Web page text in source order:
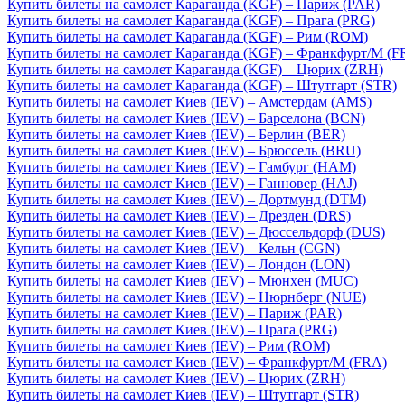
Купить билеты на самолет Караганда (KGF) – Париж (PAR)
Купить билеты на самолет Караганда (KGF) – Прага (PRG)
Купить билеты на самолет Караганда (KGF) – Рим (ROM)
Купить билеты на самолет Караганда (KGF) – Франкфурт/М
Купить билеты на самолет Караганда (KGF) – Цюрих (ZRH)
Купить билеты на самолет Караганда (KGF) – Штутгарт (STR)
Купить билеты на самолет Киев (IEV) – Амстердам (AMS)
Купить билеты на самолет Киев (IEV) – Барселона (BCN)
Купить билеты на самолет Киев (IEV) – Берлин (BER)
Купить билеты на самолет Киев (IEV) – Брюссель (BRU)
Купить билеты на самолет Киев (IEV) – Гамбург (HAM)
Купить билеты на самолет Киев (IEV) – Ганновер (HAJ)
Купить билеты на самолет Киев (IEV) – Дортмунд (DTM)
Купить билеты на самолет Киев (IEV) – Дрезден (DRS)
Купить билеты на самолет Киев (IEV) – Дюссельдорф (DUS)
Купить билеты на самолет Киев (IEV) – Кельн (CGN)
Купить билеты на самолет Киев (IEV) – Лондон (LON)
Купить билеты на самолет Киев (IEV) – Мюнхен (MUC)
Купить билеты на самолет Киев (IEV) – Нюрнберг (NUE)
Купить билеты на самолет Киев (IEV) – Париж (PAR)
Купить билеты на самолет Киев (IEV) – Прага (PRG)
Купить билеты на самолет Киев (IEV) – Рим (ROM)
Купить билеты на самолет Киев (IEV) – Франкфурт/М (FRA)
Купить билеты на самолет Киев (IEV) – Цюрих (ZRH)
Купить билеты на самолет Киев (IEV) – Штутгарт (STR)